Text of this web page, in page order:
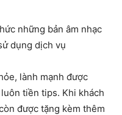
những bản âm nhạc
dụng dịch vụ
lành mạnh được
tiền tips. Khi khách
được tặng kèm thêm